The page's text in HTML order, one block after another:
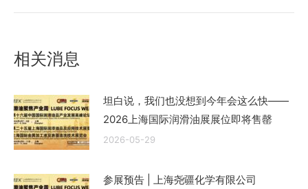
的
相关消息
坦白说，我们也没想到今年会这么快——
2026上海国际润滑油展展位即将售罄
2026-05-29
参展预告 | 上海尧疆化学有限公司